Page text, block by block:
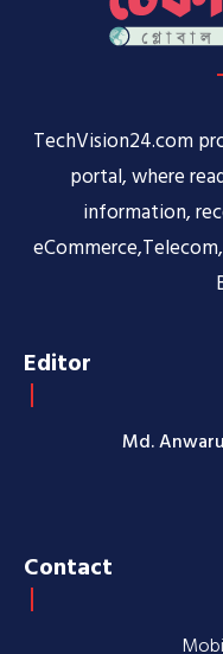
TechVision24.com
portal, where
information,
Editor
Md.
Contact